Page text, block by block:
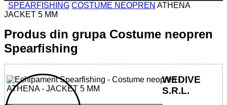
SPEARFISHING COSTUME NEOPREN ATHENA
JACKET 5 MM
Produs din grupa Costume neopren
Spearfishing
WEDIVE
S.R.L.